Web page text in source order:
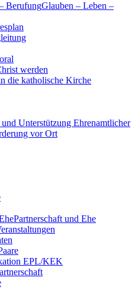
Glauben – Leben –
werden
die katholische Kirche
Unterstützung Ehrenamtlicher
vor Ort
Partnerschaft und Ehe
EPL/KEK